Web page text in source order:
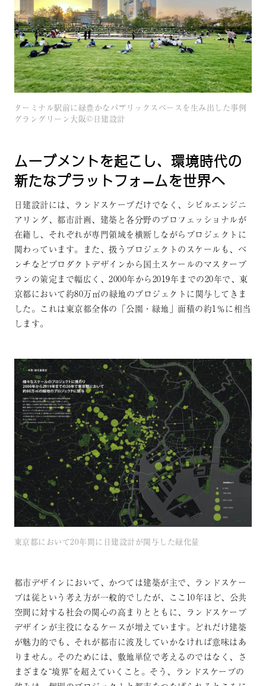
ターミナル駅前に緑豊かなパブリックスペースを生み出した事例
グラングリーン大阪©日建設計
ムーブメントを起こし、環境時代の
新たなプラットフォ—ムを世界へ
日建設計には、ランドスケープだけでなく、シビルエンジニ
アリング、都市計画、建築と各分野のプロフェッショナルが
在籍し、それぞれが専門領域を横断しながらプロジェクトに
関わっています。また、扱うプロジェクトのスケールも、ベ
ンチなどプロダクトデザインから国土スケールのマスタープ
ランの策定まで幅広く、2000年から2019年までの20年で、東
京都において約80万㎡の緑地のプロジェクトに関与してきま
した。これは東京都全体の「公園・緑地」面積の約1％に相当
します。
東京都において20年間に日建設計が関与した緑化量
都市デザインにおいて、かつては建築が主で、ランドスケー
プは従という考え方が一般的でしたが、ここ10年ほど、公共
空間に対する社会の関心の高まりとともに、ランドスケープ
デザインが主役になるケースが増えています。どれだけ建築
が魅力的でも、それが都市に波及していかなければ意味はあ
りません。そのためには、敷地単位で考えるのではなく、さ
まざまな“境界”を超えていくこと。そう、ランドスケープの